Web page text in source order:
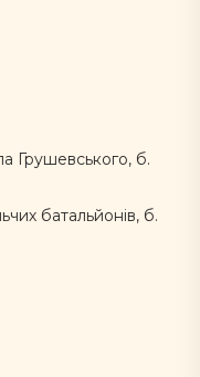
Грушевського, б.
батальйонів, б.